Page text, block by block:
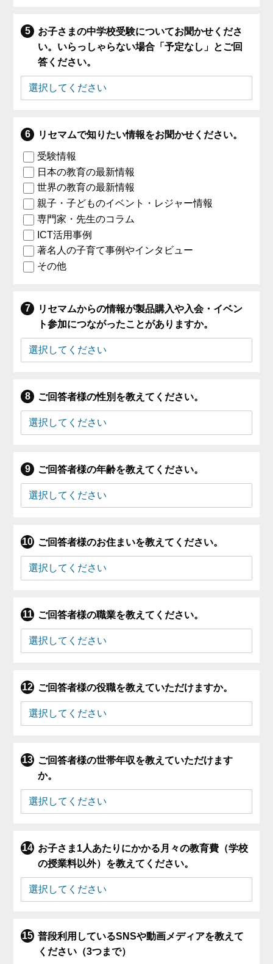
お子さまの中学校受験についてお聞かせくださ
い。いらっしゃらない場合「予定なし」とご回
答ください。
リセマムで知りたい情報をお聞かせください。
受験情報
日本の教育の最新情報
世界の教育の最新情報
親子・子どものイベント・レジャー情報
専門家・先生のコラム
ICT活用事例
著名人の子育て事例やインタビュー
その他
リセマムからの情報が製品購入や入会・イベン
ト参加につながったことがありますか。
ご回答者様の性別を教えてください。
ご回答者様の年齢を教えてください。
ご回答者様のお住まいを教えてください。
ご回答者様の職業を教えてください。
ご回答者様の役職を教えていただけますか。
ご回答者様の世帯年収を教えていただけます
か。
お子さま1人あたりにかかる月々の教育費（学校
の授業料以外）を教えてください。
普段利用しているSNSや動画メディアを教えて
ください（3つまで）